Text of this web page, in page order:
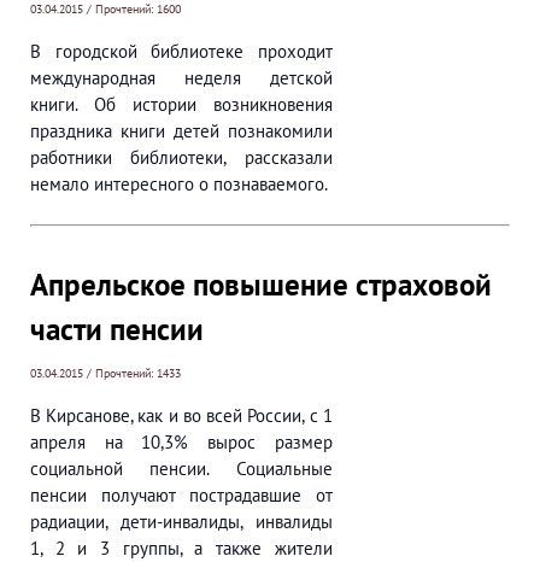
03.04.2015 / Прочтений: 1600
В городской библиотеке проходит
международная неделя детской
книги. Об истории возникновения
праздника книги детей познакомили
работники библиотеки, рассказали
немало интересного о познаваемого.
Апрельское повышение страховой
части пенсии
03.04.2015 / Прочтений: 1433
В Кирсанове, как и во всей России, с 1
апреля на 10,3% вырос размер
социальной пенсии. Социальные
пенсии получают пострадавшие от
радиации, дети-инвалиды, инвалиды
1, 2 и 3 группы, а также жители